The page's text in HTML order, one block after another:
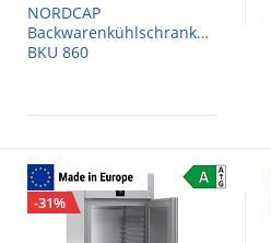
NORDCAP
Backwarenkühlschrank
BKU 860
-31%